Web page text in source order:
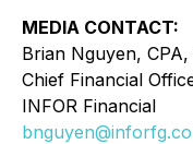
MEDIA CONTACT:
Brian Nguyen, CPA,
Chief Financial
INFOR Financial